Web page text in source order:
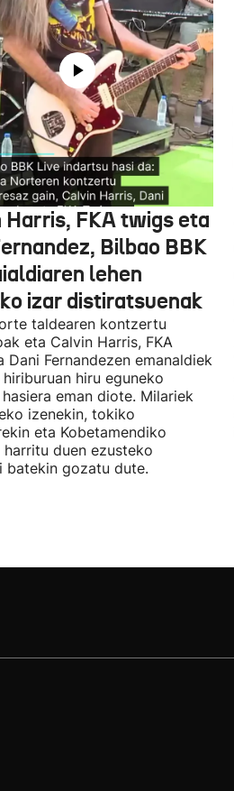
Harris, FKA twigs eta
Bilbao BBK
lehen
izar distiratsuenak
taldearen kontzertu
eta Calvin Harris, FKA
Dani Fernandezen emanaldiek
hiru eguneko
eman diote. Milariek
izenekin, tokiko
eta Kobetamendiko
duen ezusteko
batekin gozatu dute.